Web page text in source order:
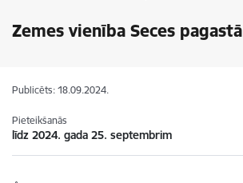
Zemes vienība Seces pagastā
Publicēts: 18.09.2024.
Pieteikšanās
līdz 2024. gada 25. septembrim